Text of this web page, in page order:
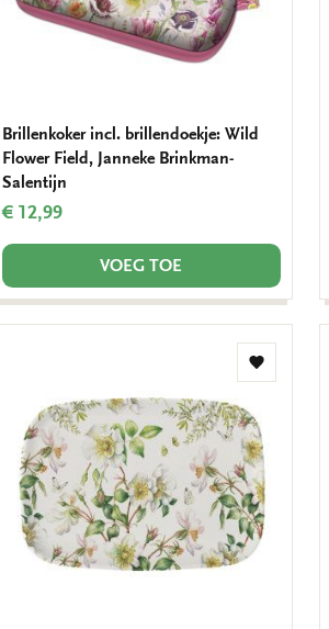
Brillenkoker incl. brillendoekje: Wild
Flower Field, Janneke Brinkman-
Salentijn
€ 12,99
VOEG TOE
Toevoegen